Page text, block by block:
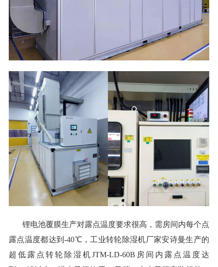
锂电池覆膜生产对露点温度要求很高，需房间内每个点
露点温度都达到-40℃，工业转轮除湿机厂家安诗曼生产的
超低露点转轮除湿机JTM-LD-60B房间内露点温度达